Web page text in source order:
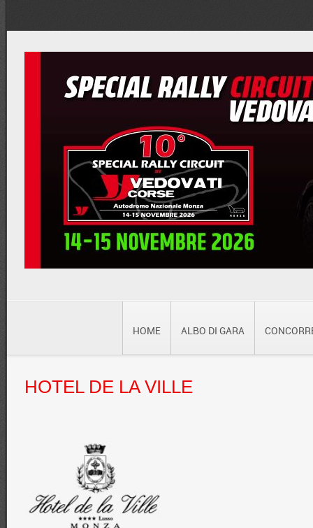
HOME ALBO DI GARA
HOTELDE LA VILLE